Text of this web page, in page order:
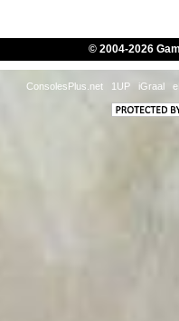
© 2004-2026
ConsolesPlus.net 1UP iGraal